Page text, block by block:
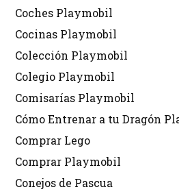
Coches Playmobil
Cocinas Playmobil
Colección Playmobil
Colegio Playmobil
Comisarías Playmobil
Cómo Entrenar a tu Dragón
Comprar Lego
Comprar Playmobil
Conejos de Pascua